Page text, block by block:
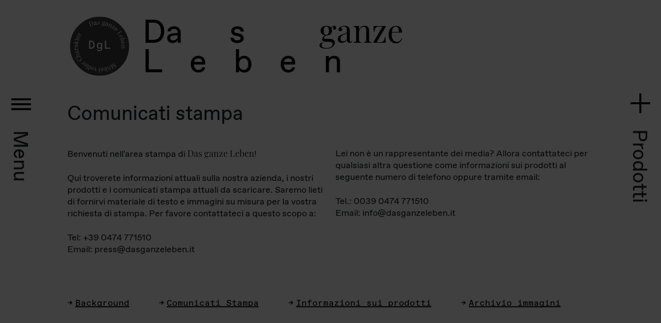
Da s ganz
L e b e
Menu Prodotti
Comunicati stampa
Benvenuti nell'area stampa di Das ganze Leben!
Qui troverete informazioni attuali sulla nostra azienda, i nostri
prodotti e i comunicati stampa attuali da scaricare. Saremo lieti
di fornirvi materiale di testo e immagini su misura per la vostra
richiesta di stampa. Per favore contattateci a questo scopo a:
Tel: +39 0474 771510
Email: press@dasganzeleben.it
Lei non è un rappresentante dei media? Allora contattateci per
qualsiasi altra questione come informazioni sui prodotti al
seguente numero di telefono oppure tramite email:
Tel.: 0039 0474 771510
Email: info@dasganzeleben.it
Background Comunicati Stampa Informazioni sui prodotti Archivio immagini